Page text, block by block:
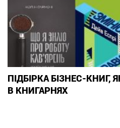
ПІДБІРКА БІЗНЕС-КНИГ,
В КНИГАРНЯХ